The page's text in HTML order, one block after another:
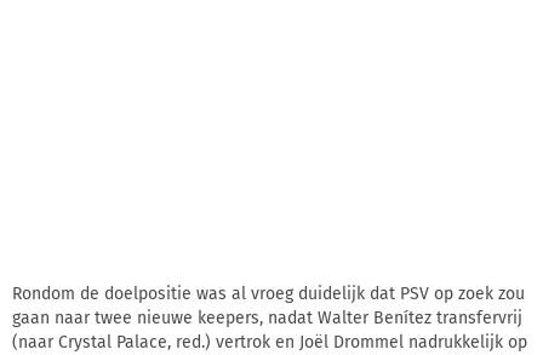
Rondom de doelpositie was al vroeg duidelijk dat PSV op zoek zou
gaan naar twee nieuwe keepers, nadat Walter Benítez transfervrij
(naar Crystal Palace, red.) vertrok en Joël Drommel nadrukkelijk op